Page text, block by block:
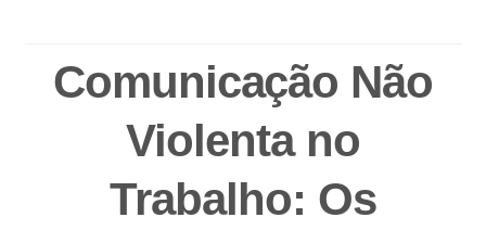
Comunicação Não
Violenta no
Trabalho: Os